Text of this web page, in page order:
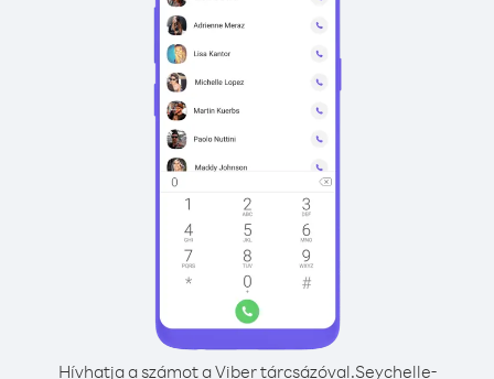
Hívhatja a számot a Viber tárcsázóval.Seychelle-